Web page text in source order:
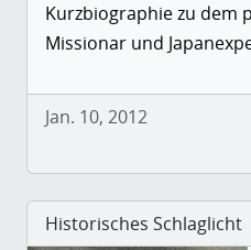
Kurzbiographie zu dem
Missionar und
Jan. 10, 2012
Historisches Schlaglicht